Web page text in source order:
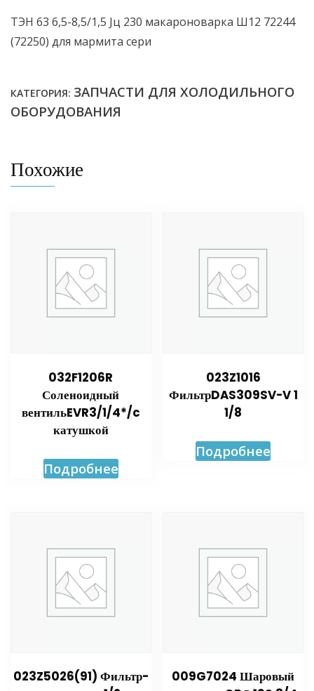
ТЭН 63 6,5-8,5/1,5 Jц 230 макароноварка Ш12 72244
(72250) для мармита сери
КАТЕГОРИЯ: ЗАПЧАСТИ ДЛЯ ХОЛОДИЛЬНОГО
ОБОРУДОВАНИЯ
Похожие
032F1206R
Соленоидный
вентильEVR3/1/4*/c
катушкой
Подробнее
023Z1016
ФильтрDAS309SV-V 1
1/8
Подробнее
023Z5026(91) Фильтр-
009G7024 Шаровый